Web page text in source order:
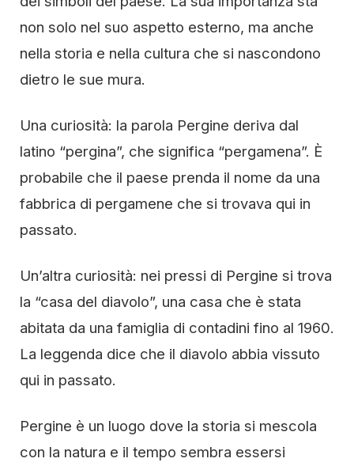
non solo nel suo aspetto esterno, ma anche
nella storia e nella cultura che si nascondono
dietro le sue mura.
Una curiosità: la parola Pergine deriva dal
latino “pergina”, che significa “pergamena”. È
probabile che il paese prenda il nome da una
fabbrica di pergamene che si trovava qui in
passato.
Un’altra curiosità: nei pressi di Pergine si trova
la “casa del diavolo”, una casa che è stata
abitata da una famiglia di contadini fino al 1960.
La leggenda dice che il diavolo abbia vissuto
qui in passato.
Pergine è un luogo dove la storia si mescola
con la natura e il tempo sembra essersi